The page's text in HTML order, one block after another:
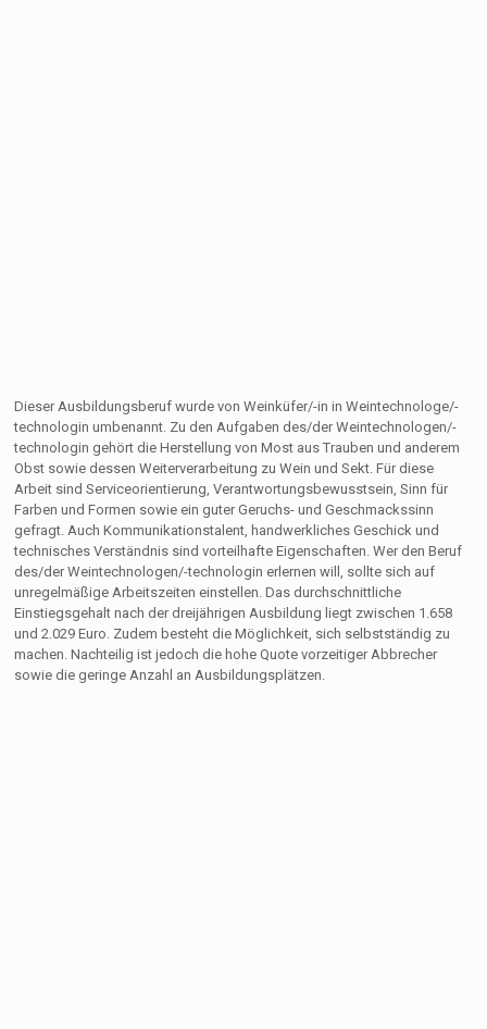
Dieser Ausbildungsberuf wurde von Weinküfer/-in in Weintechnologe/-
technologin umbenannt. Zu den Aufgaben des/der Weintechnologen/-
technologin gehört die Herstellung von Most aus Trauben und anderem
Obst sowie dessen Weiterverarbeitung zu Wein und Sekt. Für diese
Arbeit sind Serviceorientierung, Verantwortungsbewusstsein, Sinn für
Farben und Formen sowie ein guter Geruchs- und Geschmackssinn
gefragt. Auch Kommunikationstalent, handwerkliches Geschick und
technisches Verständnis sind vorteilhafte Eigenschaften. Wer den Beruf
des/der Weintechnologen/-technologin erlernen will, sollte sich auf
unregelmäßige Arbeitszeiten einstellen. Das durchschnittliche
Einstiegsgehalt nach der dreijährigen Ausbildung liegt zwischen 1.658
und 2.029 Euro. Zudem besteht die Möglichkeit, sich selbstständig zu
machen. Nachteilig ist jedoch die hohe Quote vorzeitiger Abbrecher
sowie die geringe Anzahl an Ausbildungsplätzen.